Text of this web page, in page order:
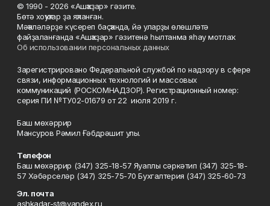
© 1990 - 2026 «Ашҡаҙар» гәзите.
Бөтә хоҡуҡтар ҙа яҡланған.
Мәҡәләләрҙе күсереп баҫҡанда, йә уларҙы өлөшләтә
файҙаланғанда «Ашҡаҙар» гәзитенә һылтанма яһау мотлаҡ.
Об использовании персональных данных
Зарегистрировано Федеральной службой по надзору в сфере
связи, информационных технологий и массовых
коммуникаций (РОСКОМНАДЗОР). Регистрационный номер:
серия ПИ №ТУ02-01679 от 22 июля 2019 г.
Баш мөхәррир
Мансуров Рәмил Ғәбдрәшит улы.
Телефон
Баш мөхәррир (347) 325-18-57 Яуаплы сәркәтип (347) 325-18-
57 Хәбәрселәр (347) 325-75-70 Бухгалтерия (347) 325-60-73
Эл. почта
ashkadar-st@yandex.ru